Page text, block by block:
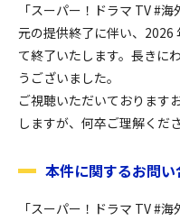
「スーパー！ドラマ TV #
元の提供終了に伴い、2026
て終了いたします。長きに
うございました。
ご視聴いただいております
しますが、何卒ご理解くだ
本件に関するお問
「スーパー！ドラマ TV #